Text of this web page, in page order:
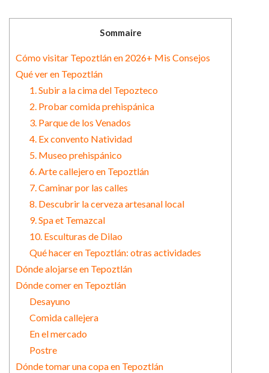
Sommaire
Cómo visitar Tepoztlán en 2026+ Mis Consejos
Qué ver en Tepoztlán
1. Subir a la cima del Tepozteco
2. Probar comida prehispánica
3. Parque de los Venados
4. Ex convento Natividad
5. Museo prehispánico
6. Arte callejero en Tepoztlán
7. Caminar por las calles
8. Descubrir la cerveza artesanal local
9. Spa et Temazcal
10. Esculturas de Dilao
Qué hacer en Tepoztlán: otras actividades
Dónde alojarse en Tepoztlán
Dónde comer en Tepoztlán
Desayuno
Comida callejera
En el mercado
Postre
Dónde tomar una copa en Tepoztlán